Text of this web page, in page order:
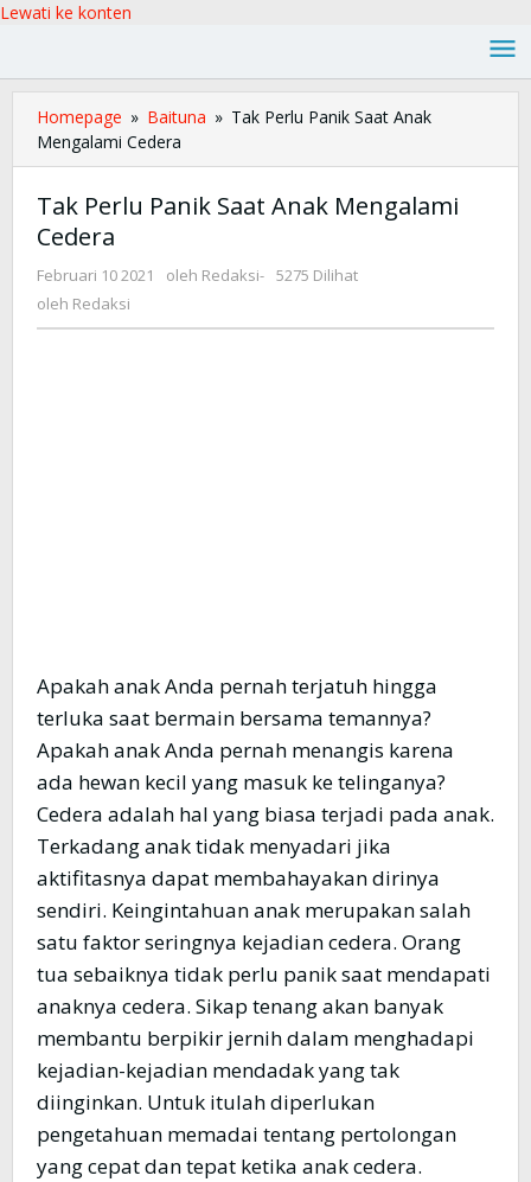
Lewati ke konten
Homepage » Baituna » Tak Perlu Panik Saat Anak
Mengalami Cedera
Tak Perlu Panik Saat Anak Mengalami
Cedera
Februari 10 2021 oleh Redaksi- 5275 Dilihat
oleh Redaksi
Apakah anak Anda pernah terjatuh hingga
terluka saat bermain bersama temannya?
Apakah anak Anda pernah menangis karena
ada hewan kecil yang masuk ke telinganya?
Cedera adalah hal yang biasa terjadi pada anak.
Terkadang anak tidak menyadari jika
aktifitasnya dapat membahayakan dirinya
sendiri. Keingintahuan anak merupakan salah
satu faktor seringnya kejadian cedera. Orang
tua sebaiknya tidak perlu panik saat mendapati
anaknya cedera. Sikap tenang akan banyak
membantu berpikir jernih dalam menghadapi
kejadian-kejadian mendadak yang tak
diinginkan. Untuk itulah diperlukan
pengetahuan memadai tentang pertolongan
yang cepat dan tepat ketika anak cedera.